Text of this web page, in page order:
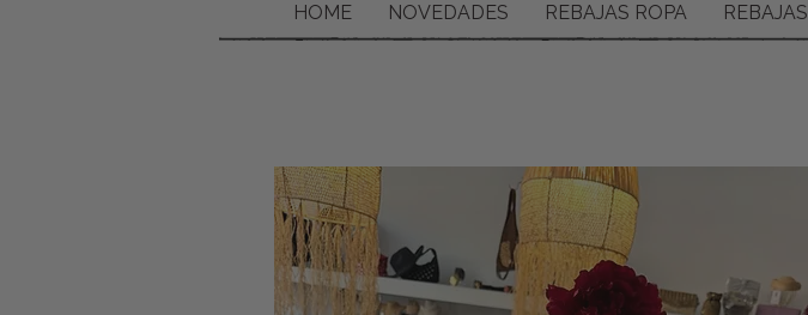
HOME NOVEDADES REBAJAS ROPA